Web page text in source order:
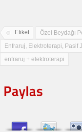
Etiket Özel Beydağı
Enfraruj, Elektroterapi, Pasif
enfraruj + elektroterapi